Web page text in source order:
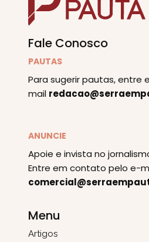
Fale Conosco
PAUTAS
Para sugerir pautas,
mail
ANUNCIE
Apoie e invista no
Entre em contato pelo e-
Menu
Artigos